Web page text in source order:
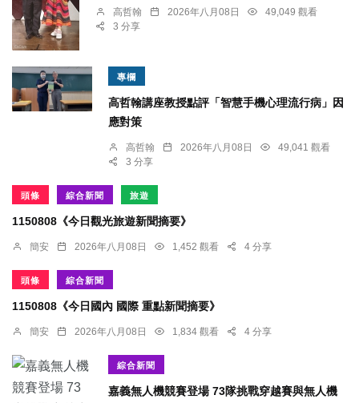
高哲翰 2026年八月08日
49,049 觀看
3 分享
專欄
高哲翰講座教授點評「智慧手機心理流行病」因
應對策
高哲翰 2026年八月08日
49,041 觀看
3 分享
頭條 綜合新聞 旅遊
1150808《今日觀光旅遊新聞摘要》
簡安 2026年八月08日 1,452 觀看 4 分享
頭條 綜合新聞
1150808《今日國內 國際 重點新聞摘要》
簡安 2026年八月08日 1,834 觀看 4 分享
綜合新聞
嘉義無人機競賽登場 73隊挑戰穿越賽與無人機